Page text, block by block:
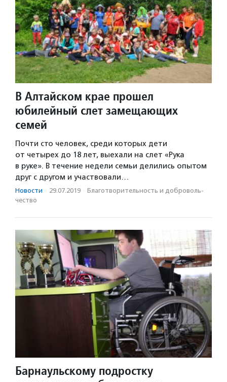
В Алтайском крае прошел
юбилейный слет замещающих
семей
Почти сто человек, среди которых дети
от четырех до 18 лет, выехали на слет «Рука
в руке». В течение недели семьи делились опытом
друг с другом и участвовали…
Новости · 29.07.2019 · Благотвори­тель­ность и доброволь­
чест­во
Барнаульскому подростку